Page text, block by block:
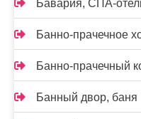
Бавария, СПА-
Банно-прачечное
Банно-прачечный
Банный двор, баня